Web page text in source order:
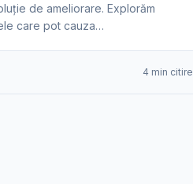
de ameliorare. Explorăm
care pot cauza…
4 min citire